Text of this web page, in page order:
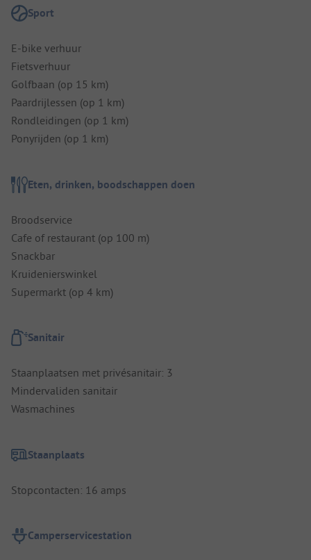
Sport
E-bike verhuur
Fietsverhuur
Golfbaan (op 15 km)
Paardrijlessen (op 1 km)
Rondleidingen (op 1 km)
Ponyrijden (op 1 km)
Eten, drinken, boodschappen doen
Broodservice
Cafe of restaurant (op 100 m)
Snackbar
Kruidenierswinkel
Supermarkt (op 4 km)
Sanitair
Staanplaatsen met privésanitair: 3
Mindervaliden sanitair
Wasmachines
Staanplaats
Stopcontacten: 16 amps
Camperservicestation